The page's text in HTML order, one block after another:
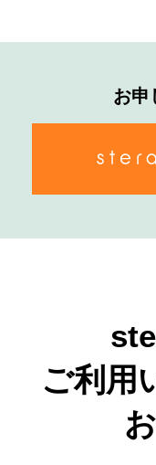
お申
ご利用